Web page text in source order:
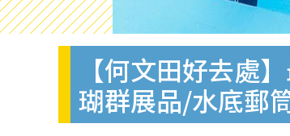
【何文田好去處
瑚群展品/水底郵